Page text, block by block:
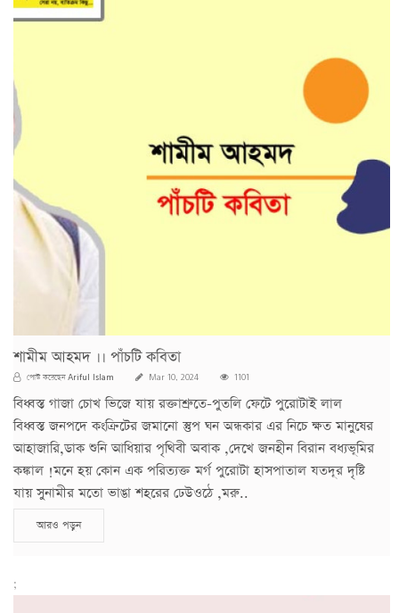
শামীম আহমদ ।। পাঁচটি কবিতা
পোস্ট করেছেনAriful Islam Mar 10, 2024 1101
বিধ্বস্ত গাজা চোখ ভিজে যায় রক্তাশ্রুতে-পুতলি ফেটে পুরোটাই লাল
বিধ্বস্ত জনপদে কংক্রিটের জমানো স্তুপ ঘন অন্ধকার এর নিচে ক্ষত মানুষের
আহাজারি,ডাক শুনি আধিয়ার পৃথিবী অবাক ,দেখে জনহীন বিরান বধ্যভূমির
কঙ্কাল !মনে হয় কোন এক পরিত্যক্ত মর্গ পুরোটা হাসপাতাল যতদূর দৃষ্টি
যায় সুনামীর মতো ভাঙা শহরের ঢেউওঠে ,মরু..
আরও পড়ুন
;